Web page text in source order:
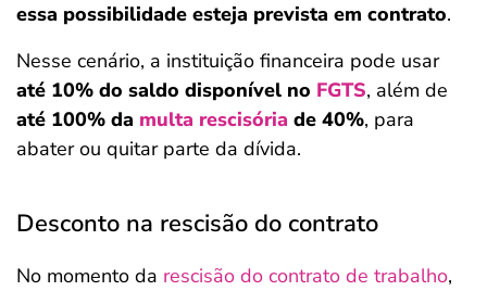
essa possibilidade esteja prevista em contrato.
Nesse cenário, a instituição financeira pode usar
até 10% do saldo disponível no FGTS, além de
até 100% da multa rescisória de 40%, para
abater ou quitar parte da dívida.
Desconto na rescisão do contrato
No momento da rescisão do contrato de trabalho,